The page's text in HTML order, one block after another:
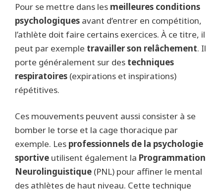
Pour se mettre dans les meilleures conditions
psychologiques avant d’entrer en compétition,
l’athlète doit faire certains exercices. À ce titre, il
peut par exemple travailler son relâchement. Il
porte généralement sur des techniques
respiratoires (expirations et inspirations)
répétitives.
Ces mouvements peuvent aussi consister à se
bomber le torse et la cage thoracique par
exemple. Les professionnels de la psychologie
sportive utilisent également la Programmation
Neurolinguistique (PNL) pour affiner le mental
des athlètes de haut niveau. Cette technique